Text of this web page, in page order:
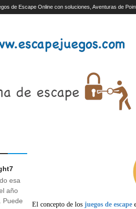
de Escape Online con soluciones, Aventuras de
El concepto de losjuegos de escape
esa
año
Puede